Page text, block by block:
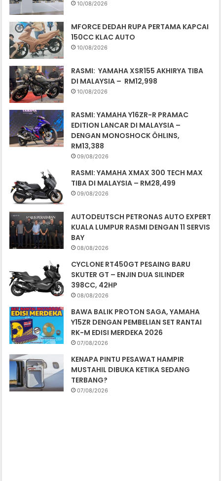
10/08/2026
MFORCE DEDAH RUPA PERTAMA KAPCAI
150CC KLAC AUTO
10/08/2026
RASMI: YAMAHA XSR155 AKHIRYA TIBA
DI MALAYSIA – RM12,998
10/08/2026
RASMI: YAMAHA Y16ZR-R PRAMAC
EDITION LANCAR DI MALAYSIA –
DENGAN MONOSHOCK ÖHLINS,
RM13,388
09/08/2026
RASMI: YAMAHA XMAX 300 TECH MAX
TIBA DI MALAYSIA – RM28,499
09/08/2026
AUTODEUTSCH PETRONAS AUTO EXPERT
KUALA LUMPUR RASMI DENGAN 11 SERVIS
BAY
08/08/2026
CYCLONE RT450GT PESAING BARU
SKUTER GT – ENJIN DUA SILINDER
398CC, 42HP
08/08/2026
BAWA BALIK PROTON SAGA, YAMAHA
Y15ZR DENGAN PEMBELIAN SET RANTAI
RK-M EDISI MERDEKA 2026
07/08/2026
KENAPA PINTU PESAWAT HAMPIR
MUSTAHIL DIBUKA KETIKA SEDANG
TERBANG?
07/08/2026